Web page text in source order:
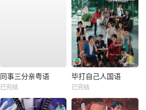
同事三分亲粤语
已完结
毕打自己人国语
已完结